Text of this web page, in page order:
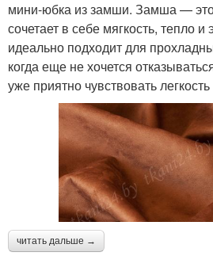
мини-юбка из замши. Замша —
сочетает в себе мягкость, тепло и
идеально подходит для
когда еще не хочется
уже приятно чувствовать
читать дальше →